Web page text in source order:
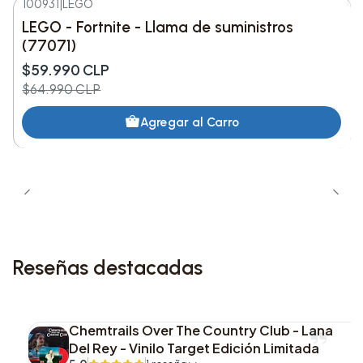
1. Without a Warning
2. Cry for Me
3. São Paulo
4. Society
9. Give Me Mercy
-8%DESC.
Nuevo
100931 LEGO
LEGO - Fortnite - Llama de suministros
(77071)
$59.990 CLP
$64.990 CLP
Agregar al Carro
Reseñas destacadas
Chemtrails Over The Country Club - Lana
Del Rey - Vinilo Target Edición Limitada